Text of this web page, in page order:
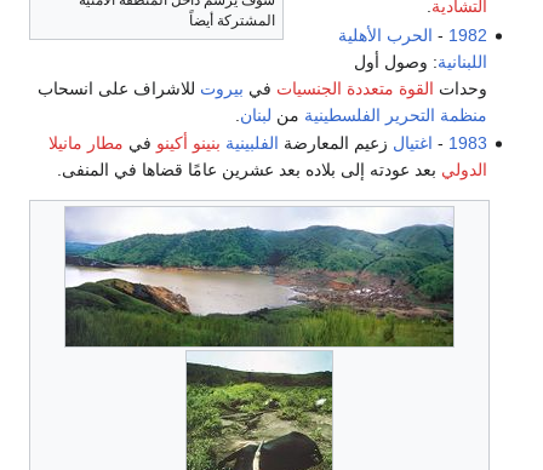
المشتركة أيضاً
التشادية
1982
- الحرب الأهلية
اللبنانية: وصول أول
وحدات القوة متعددة الجنسيات في بيروت للاشراف على انسحاب
منظمة التحرير الفلسطينية من لبنان
1983
- اغتيال زعيم المعارضة الفلبينية بنينو أكينو في مطار مانيلا
الدولي بعد عودته إلى بلاده بعد عشرين عامًا قضاها في المنفى.